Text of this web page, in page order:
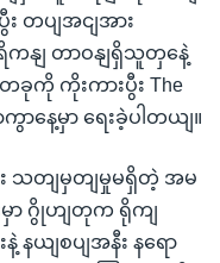
း တပျအငျအား
ကနျ တာဝနျရှိသူတှနေဲ့
ခုကို ကိုးကားပွီး The
ာနေ့မှာ ရေးခဲ့ပါတယျ။
တျမှတျမှုမရှိတဲ့ အမ
မှာ ဂွိုဟျတုက ရိုကျ
နယျစပျအနီး နရော